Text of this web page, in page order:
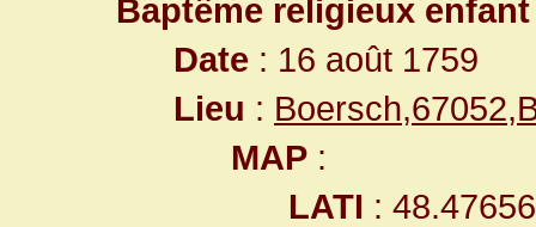
Baptême religieux enfant
Date : 16 août 1759
Lieu :
MAP :
LATI :